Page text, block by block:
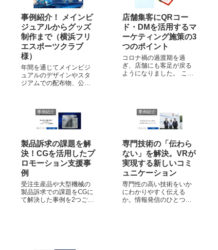
事例紹介！ メインビ
ジュアルからグッズ
制作まで（横浜フリ
エスポーツクラブ
様）
年間を通じてメインビジ
ュアルのデザインやスタ
ジアムでの配布物、公式
せていただいている株式
会社横浜フリエスポーツ
クラブ様の事例を一部ご
浜フリエスポーツク...
店舗集客にQRコー
ド・DMを活用するマ
ーケティング施策の3
つのポイント
コロナ禍の過渡期を過
ぎ、店舗にも客足が戻る
ようになりました。 これ
店舗に集客し、売上向上
を図ることが課題となり
ます。 DMとスマホサイ
事例紹介
製品訴求の課題を解
決！CGを活用したプ
ロモーション支援事
例
受注生産品や大型機械の
製品訴求での課題をCGに
て解決した事例を2つご紹
事例紹介
専門技術の「伝わら
ない」を解決。VRが
実現する新しいコミ
ュニケーション
専門性の高い技術をいか
にわかりやすく伝える
か。情報発信のひとつと